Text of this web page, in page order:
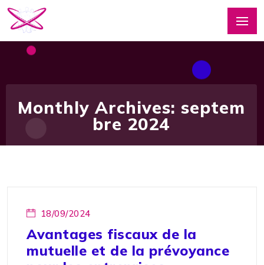
Monthly Archives: septem
bre 2024
18/09/2024
Avantages fiscaux de la
mutuelle et de la prévoyance